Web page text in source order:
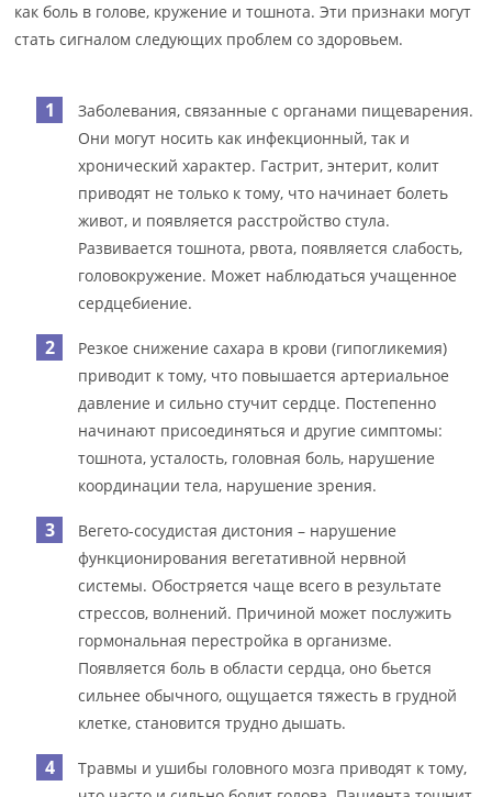
как боль в голове, кружение и тошнота. Эти признаки могут
стать сигналом следующих проблем со здоровьем.
Заболевания, связанные с органами пищеварения.
Они могут носить как инфекционный, так и
хронический характер. Гастрит, энтерит, колит
приводят не только к тому, что начинает болеть
живот, и появляется расстройство стула.
Развивается тошнота, рвота, появляется слабость,
головокружение. Может наблюдаться учащенное
сердцебиение.
Резкое снижение сахара в крови (гипогликемия)
приводит к тому, что повышается артериальное
давление и сильно стучит сердце. Постепенно
начинают присоединяться и другие симптомы:
тошнота, усталость, головная боль, нарушение
координации тела, нарушение зрения.
Вегето-сосудистая дистония – нарушение
функционирования вегетативной нервной
системы. Обостряется чаще всего в результате
стрессов, волнений. Причиной может послужить
гормональная перестройка в организме.
Появляется боль в области сердца, оно бьется
сильнее обычного, ощущается тяжесть в грудной
клетке, становится трудно дышать.
Травмы и ушибы головного мозга приводят к тому,